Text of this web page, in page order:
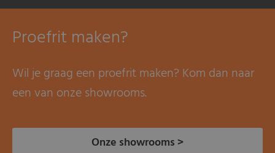
Proefrit maken?
Wil je graag een proefrit maken? Kom dan naar
een van onze showrooms.
Onze showrooms >